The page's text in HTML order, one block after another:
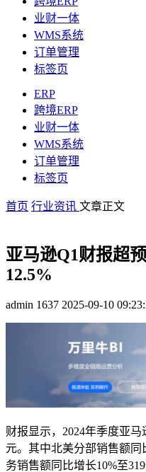
业财一体
WMS系统
订单管理
标签页
ERP
跨境ERP
业财一体
WMS系统
订单管理
标签页
首页 行业资讯 文章正文
亚马逊Q1财报超
12.5%
admin 1637 2025-09-10
财报显示，2024年季度亚
元。其中北美分部销售额同
务销售额同比增长10%至319